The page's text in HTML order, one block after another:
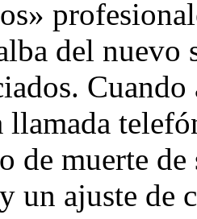
del nuevo
llamada
de muerte
un ajuste de